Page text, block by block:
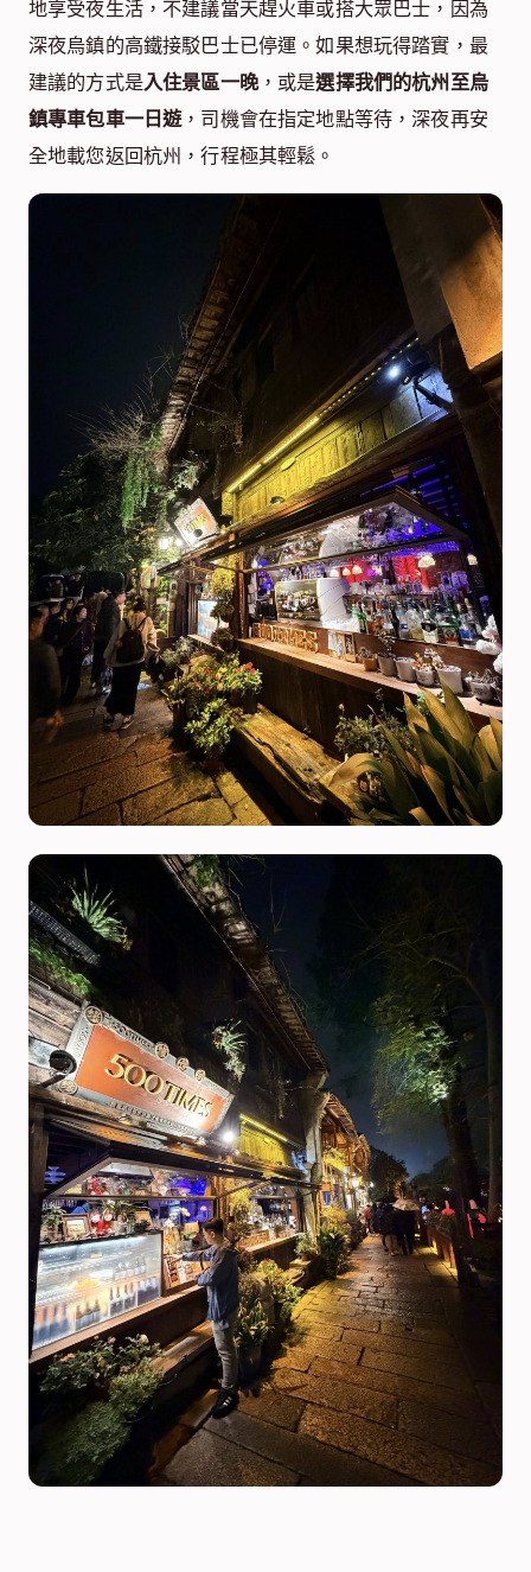
地享受夜生活，不建議當天趕火車或搭大眾巴士，因為
深夜烏鎮的高鐵接駁巴士已停運。如果想玩得踏實，最
建議的方式是入住景區一晚，或是選擇我們的杭州至烏
鎮專車包車一日遊，司機會在指定地點等待，深夜再安
全地載您返回杭州，行程極其輕鬆。